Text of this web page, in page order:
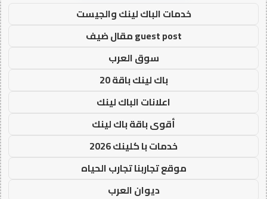
خدمات الباك لينك والجيست
guest post مقال ضيف
سوق العرب
باك لينك باقة 20
اعلانات الباك لينك
أقوى باقة باك لينك
خدمات با كلينك 2026
موقع تجاربنا تجارب الحياه
ديوان العرب